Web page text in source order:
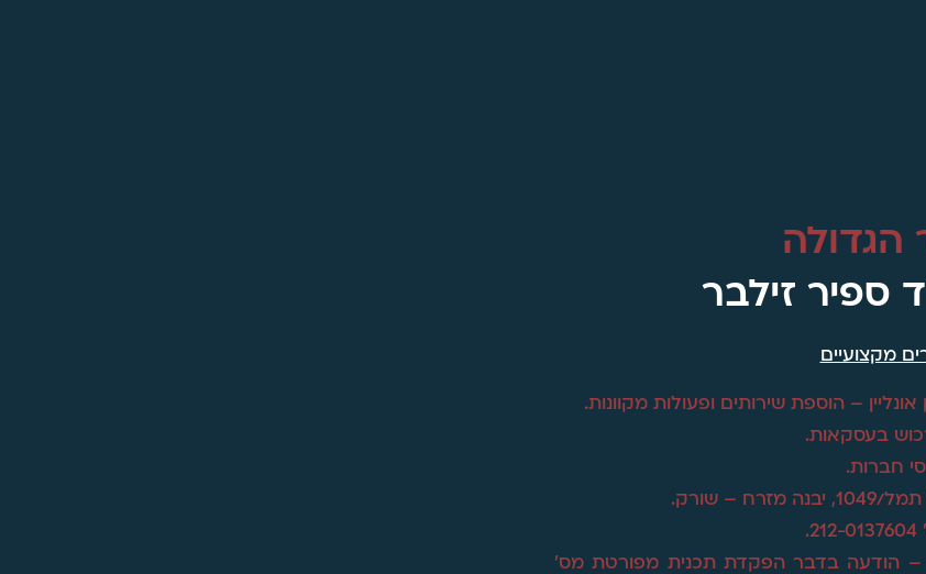
ספיר זילבר
מקצועיים
– הוספת שירותים ופעולות מקוונות.
בעסקאות.
חברות.
– שורק.
– הודעה בדבר הפקדת תכנית מפורטת מס'